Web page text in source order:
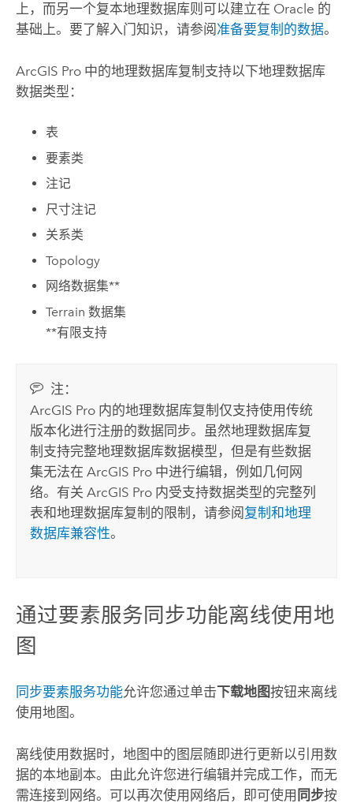
上，而另一个复本地理数据库则可以建立在 Oracle 的
基础上。要了解入门知识，请参阅 准备要复制的数据。
ArcGIS Pro中的地理数据库复制支持以下地理数据库
数据类型：
表
要素类
注记
尺寸注记
关系类
Topology
网络数据集**
Terrain 数据集
**有限支持
注：
ArcGIS Pro 内的地理数据库复制仅支持使用传统
版本化进行注册的数据同步。虽然地理数据库复
制支持完整地理数据库数据模型，但是有些数据
集无法在ArcGIS Pro 中进行编辑，例如几何网
络。有关ArcGIS Pro 内受支持数据类型的完整列
表和地理数据库复制的限制，请参阅复制和地理
数据库兼容性。
通过要素服务同步功能离线使用地
图
同步要素服务功能允许您通过单击下载地图按钮来离线
使用地图。
离线使用数据时，地图中的图层随即进行更新以引用数
据的本地副本。由此允许您进行编辑并完成工作，而无
需连接到网络。可以再次使用网络后，即可使用 同步按